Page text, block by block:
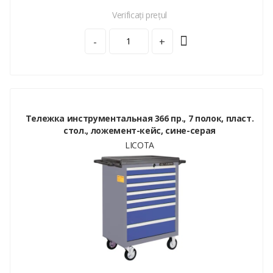
Verificați prețul
- +
Тележка инструментальная 366 пр., 7 полок, пласт.
стол., ложемент-кейс, сине-серая
LICOTA